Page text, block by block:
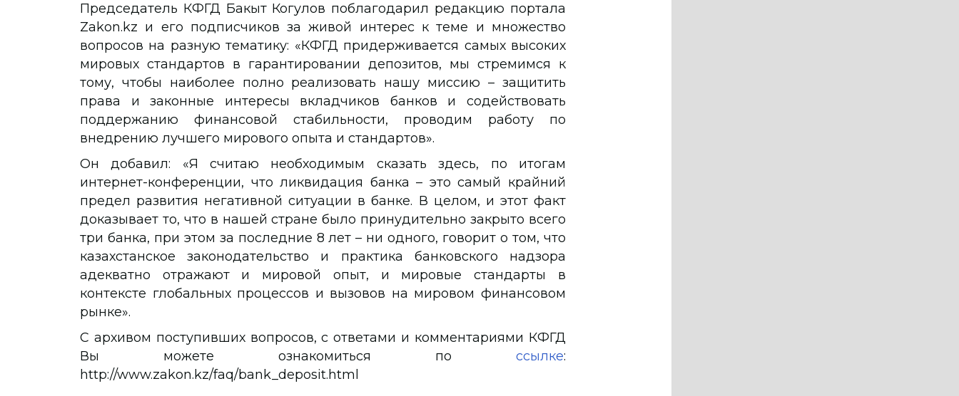
Председатель КФГД Бакыт Когулов поблагодарил редакцию портала
Zakon.kz и его подписчиков за живой интерес к теме и множество
вопросов на разную тематику: «КФГД придерживается самых высоких
мировых стандартов в гарантировании депозитов, мы стремимся к
тому, чтобы наиболее полно реализовать нашу миссию – защитить
права и законные интересы вкладчиков банков и содействовать
поддержанию финансовой стабильности, проводим работу по
внедрению лучшего мирового опыта и стандартов».
Он добавил: «Я считаю необходимым сказать здесь, по итогам
интернет-конференции, что ликвидация банка – это самый крайний
предел развития негативной ситуации в банке. В целом, и этот факт
доказывает то, что в нашей стране было принудительно закрыто всего
три банка, при этом за последние 8 лет – ни одного, говорит о том, что
казахстанское законодательство и практика банковского надзора
адекватно отражают и мировой опыт, и мировые стандарты в
контексте глобальных процессов и вызовов на мировом финансовом
рынке».
С архивом поступивших вопросов, с ответами и комментариями КФГД
Вы можете ознакомиться по ссылке:
http://www.zakon.kz/faq/bank_deposit.html